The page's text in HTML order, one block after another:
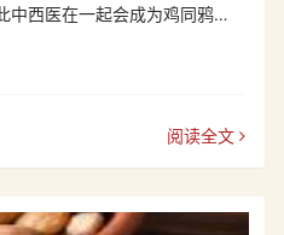
中西医在一起会成为鸡同鸦
阅读全文